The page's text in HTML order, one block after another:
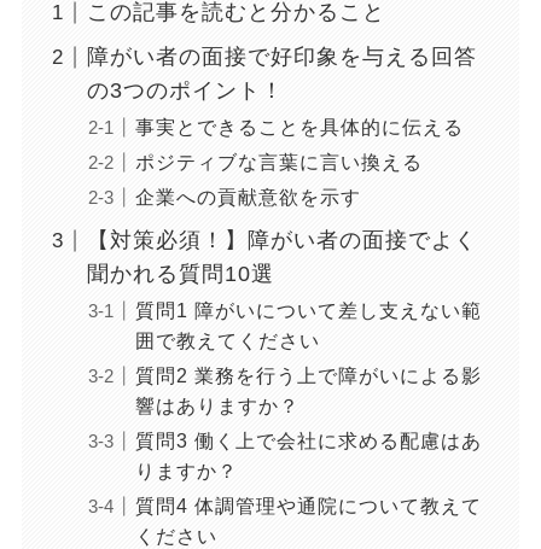
この記事を読むと分かること
障がい者の面接で好印象を与える回答
の3つのポイント！
事実とできることを具体的に伝える
ポジティブな言葉に言い換える
企業への貢献意欲を示す
【対策必須！】障がい者の面接でよく
聞かれる質問10選
質問1 障がいについて差し支えない範
囲で教えてください
質問2 業務を行う上で障がいによる影
響はありますか？
質問3 働く上で会社に求める配慮はあ
りますか？
質問4 体調管理や通院について教えて
ください